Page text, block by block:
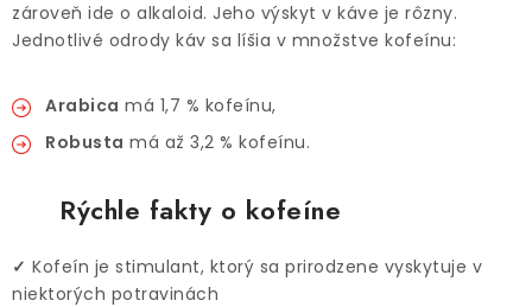
zároveň ide o alkaloid. Jeho výskyt v káve je rôzny.
Jednotlivé odrody káv sa líšia v množstve kofeínu:
Arabica má 1,7 % kofeínu,
Robusta má až 3,2 % kofeínu.
Rýchle fakty o kofeíne
✓ Kofeín je stimulant, ktorý sa prirodzene vyskytuje v
niektorých potravinách